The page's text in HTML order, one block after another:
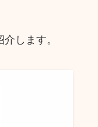
します。